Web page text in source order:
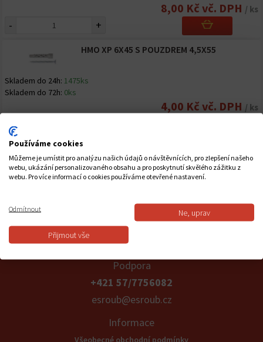
8,00 Kč vč. DPH / ks
- +
HMO XP 6X45 S POUZDREM 4,5X55
Skladem do 24h: 1475ks
Skladem do 72h: 0ks
4,00 Kč vč. DPH / ks
-
HMO XP 8X52 SE ŠTÍTEM 5X60
Skladem do 24h:1880ks
5,00 Kč vč. DPH/ ks
Podpora
+421 57/7756082
esroub@esroub.cz
Informace
Všeobecné obchodní podmínky
Používáme cookies
Můžeme je umístit pro analýzu našich údajů o návštěvnících, pro zlepšení našeho
webu, ukázání personalizovaného obsahu a pro poskytnutí skvělého zážitku z
webu. Pro více informací o cookies používáme otevřené nastavení.
Odmítnout Ne, uprav
Přijmout vše